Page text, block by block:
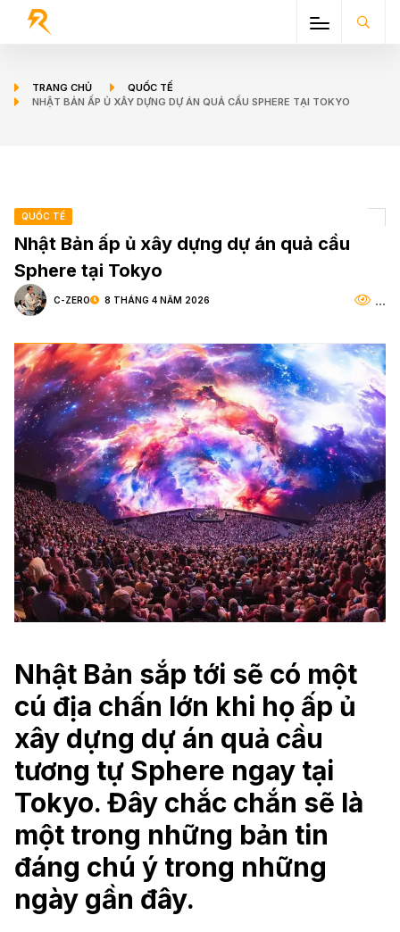
TRANG CHỦ
QUỐC TẾ
NHẬT BẢN ẤP Ủ XÂY DỰNG DỰ ÁN QUẢ CẦU SPHERE TẠI TOKYO
QUỐC TẾ
Nhật Bản ấp ủ xây dựng dự án quả cầu
Sphere tại Tokyo
C-ZERO 8 THÁNG 4 NĂM 2026 ...
Nhật Bản sắp tới sẽ có một
cú địa chấn lớn khi họ ấp ủ
xây dựng dự án quả cầu
tương tự Sphere ngay tại
Tokyo. Đây chắc chắn sẽ là
một trong những bản tin
đáng chú ý trong những
ngày gần đây.